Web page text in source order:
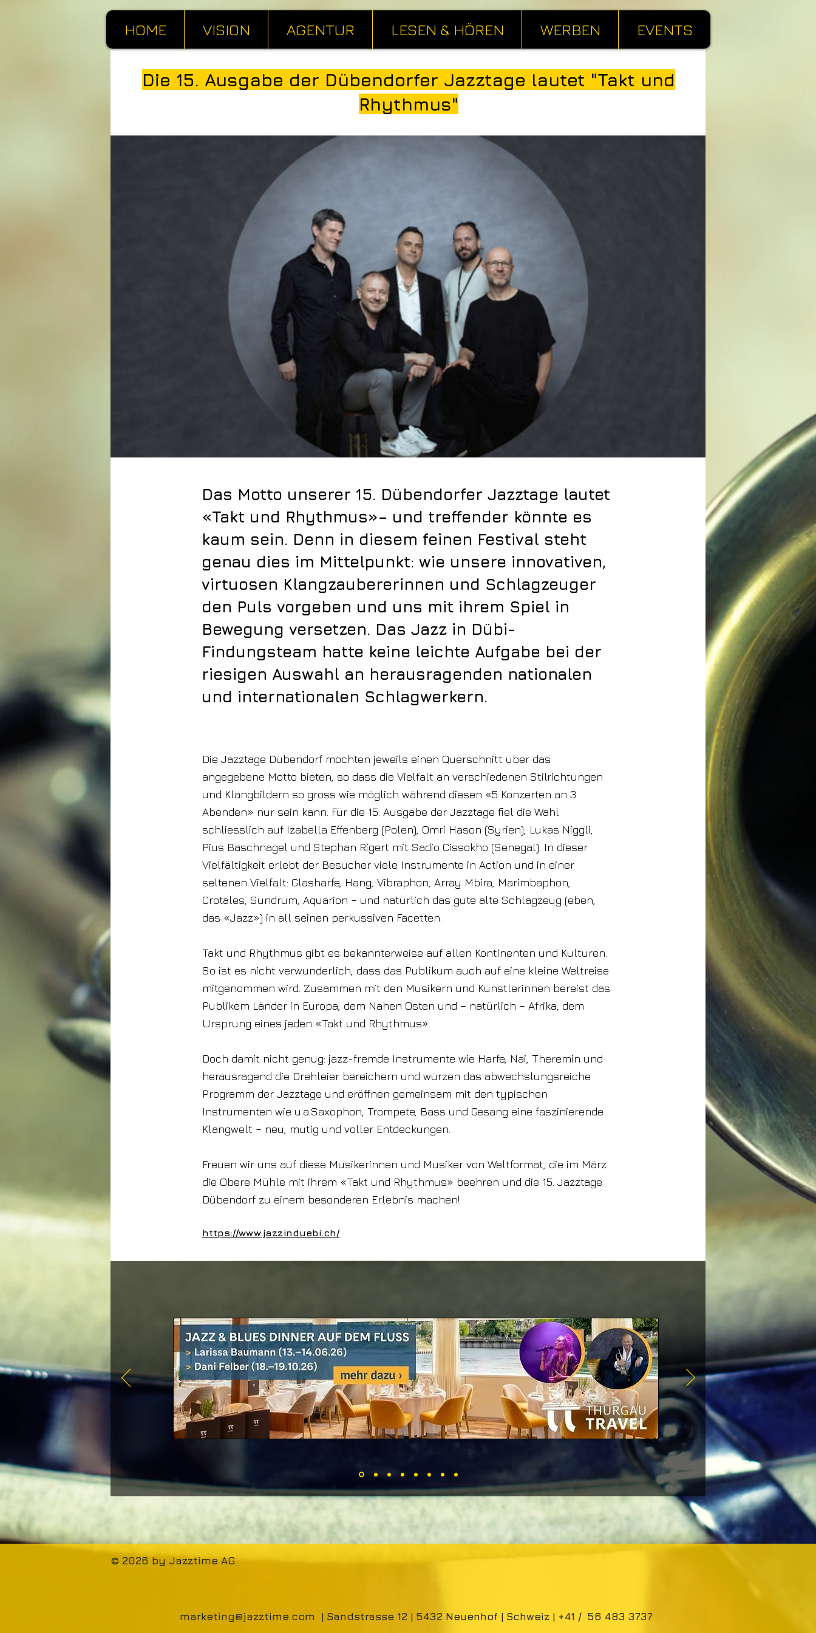
HOME VISION AGENTUR LESEN & HÖREN WERBEN EVENTS
Die 15. Ausgabe der Dübendorfer Jazztage lautet "Takt und
Rhythmus"
Das Motto unserer 15. Dübendorfer Jazztage lautet
«Takt und Rhythmus»– und treffender könnte es
kaum sein. Denn in diesem feinen Festival steht
genau dies im Mittelpunkt: wie unsere innovativen,
virtuosen Klangzaubererinnen und Schlagzeuger
den Puls vorgeben und uns mit ihrem Spiel in
Bewegung versetzen. Das Jazz in Dübi-
Findungsteam hatte keine leichte Aufgabe bei der
riesigen Auswahl an herausragenden nationalen
und internationalen Schlagwerkern.
Die Jazztage Dübendorf möchten jeweils einen Querschnitt über das
angegebene Motto bieten, so dass die Vielfalt an verschiedenen Stilrichtungen
und Klangbildern so gross wie möglich während diesen «5 Konzerten an 3
Abenden» nur sein kann. Für die 15. Ausgabe der Jazztage fiel die Wahl
schliesslich auf Izabella Effenberg (Polen), Omri Hason (Syrien), Lukas Niggli,
Pius Baschnagel und Stephan Rigert mit Sadio Cissokho (Senegal). In dieser
Vielfältigkeit erlebt der Besucher viele Instrumente in Action und in einer
seltenen Vielfalt: Glasharfe, Hang, Vibraphon, Array Mbira, Marimbaphon,
Crotales, Sundrum, Aquarion – und natürlich das gute alte Schlagzeug (eben,
das «Jazz») in all seinen perkussiven Facetten.
Takt und Rhythmus gibt es bekannterweise auf allen Kontinenten und Kulturen.
So ist es nicht verwunderlich, dass das Publikum auch auf eine kleine Weltreise
mitgenommen wird. Zusammen mit den Musikern und Künstlerinnen bereist das
Publikem Länder in Europa, dem Nahen Osten und – natürlich – Afrika, dem
Ursprung eines jeden «Takt und Rhythmus».
Doch damit nicht genug: jazz-fremde Instrumente wie Harfe, Nai, Theremin und
herausragend die Drehleier bereichern und würzen das abwechslungsreiche
Programm der Jazztage und eröffnen gemeinsam mit den typischen
Instrumenten wie u.a.Saxophon, Trompete, Bass und Gesang eine faszinierende
Klangwelt – neu, mutig und voller Entdeckungen.
Freuen wir uns auf diese Musikerinnen und Musiker von Weltformat, die im März
die Obere Mühle mit ihrem «Takt und Rhythmus» beehren und die 15. Jazztage
Dübendorf zu einem besonderen Erlebnis machen!
https://www.jazzinduebi.ch/
© 2026 by Jazztime AG
marketing@jazztime.com | Sandstrasse 12 | 5432 Neuenhof | Schweiz | +41 / 56 483 3737